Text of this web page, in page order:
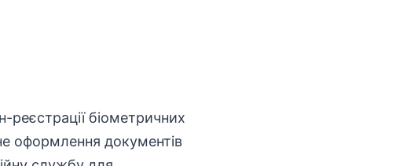
біометричних
оформлення документів